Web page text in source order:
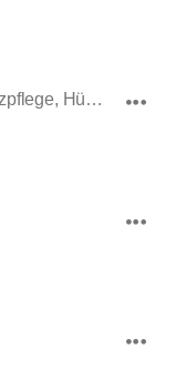
Bereichsleiter Straße, Müll, Dorfplatzpflege, Hügellandhalle, Winterdienst